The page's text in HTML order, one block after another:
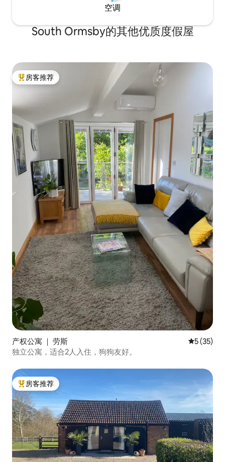
空调
South Ormsby的其他优质度假屋
热门「房客推荐」
房客推荐
产权公寓 ｜ 劳斯 平均评分
5 (35)
独立公寓，适合2人入住，狗狗友好。
热门「房客推荐」
房客推荐